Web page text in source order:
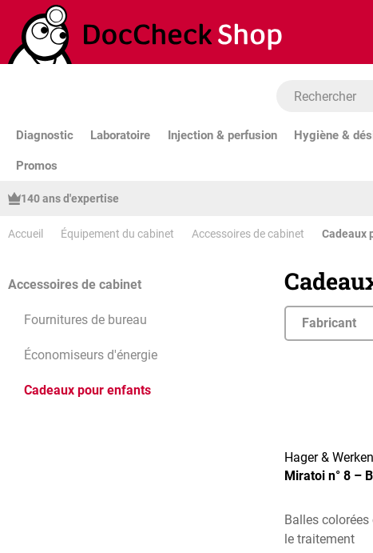
au contenu principal
Passer à la recherche
Passer à la navigation principale
Diagnostic Laboratoire Injection & perfusion Hygiène &
Promos
140 ans d'expertise
Accueil Équipement du cabinet Accessoires de cabinet Cadeaux
Accessoires de cabinet
Fournitures de bureau
Économiseurs d'énergie
Cadeaux pour enfants
Fabricant
Hager & Werken
Miratoi n° 8 –
Balles
le traitement